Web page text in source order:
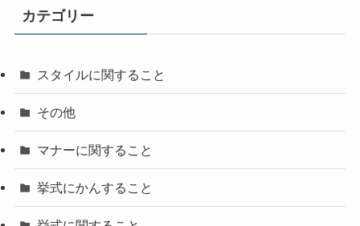
カテゴリー
スタイルに関すること
その他
マナーに関すること
挙式にかんすること